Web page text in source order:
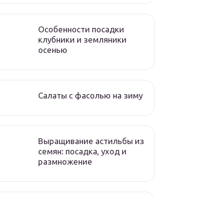
Особенности посадки
клубники и земляники
осенью
Салаты с фасолью на зиму
Выращивание астильбы из
семян: посадка, уход и
размножение